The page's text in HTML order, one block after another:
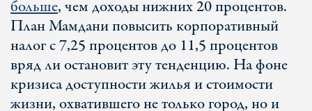
больше, чем доходы нижних 20 процентов.
План Мамдани повысить корпоративный
налог с 7,25 процентов до 11,5 процентов
вряд ли остановит эту тенденцию. На фоне
кризиса доступности жилья и стоимости
жизни, охватившего не только город, но и